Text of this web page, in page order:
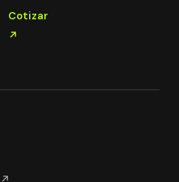
Cotizar
↗